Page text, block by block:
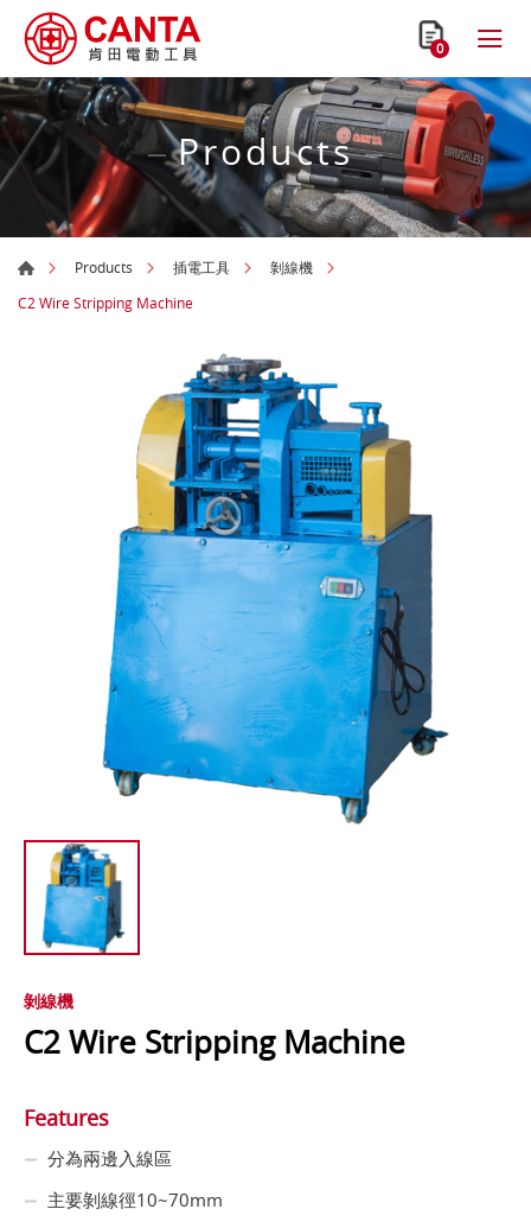
0
Products
Products 插電工具
剝線機
C2 Wire Stripping Machine
剝線機
C2 Wire Stripping Machine
Features
分為兩邊入線區
主要剝線徑10~70mm